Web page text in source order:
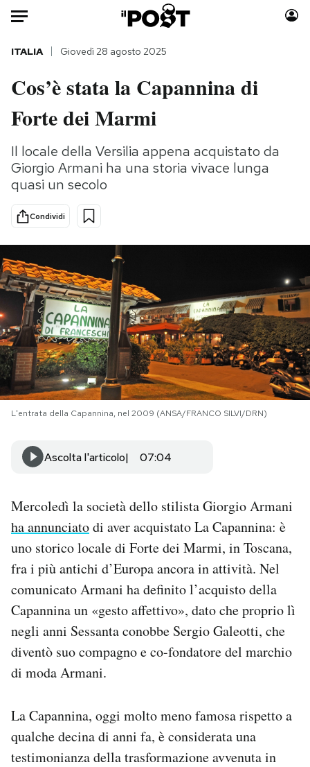
Auto
HOME
Italia
Politica
Tecnologia
Scienza
Sport
Consumismi
Storie/Idee
PODCAST
NEWSLETTER
CALENDARIO
AREA PERSONALE
Area Personale
Newsletter
Notifiche mobile
Regala il Post
Hai bisogno di aiuto?
ITALIA Giovedì 28 agosto 2025
Cos’è stata la Capannina di
Forte dei Marmi
Il locale della Versilia appena acquistato da
Giorgio Armani ha una storia vivace lunga
quasi un secolo
Condividi
L'entrata della Capannina, nel 2009 (ANSA/FRANCO SILVI/DRN)
Ascolta l'articolo 07:04
Mercoledì la società dello stilista Giorgio Armani
ha annunciatodi aver acquistato La Capannina: è
uno storico locale di Forte dei Marmi, in Toscana,
fra i più antichi d’Europa ancora in attività. Nel
comunicato Armani ha definito l’acquisto della
Capannina un «gesto affettivo», dato che proprio lì
negli anni Sessanta conobbe Sergio Galeotti, che
diventò suo compagno e co-fondatore del marchio
di moda Armani.
La Capannina, oggi molto meno famosa rispetto a
qualche decina di anni fa, è considerata una
testimonianza della trasformazione avvenuta in